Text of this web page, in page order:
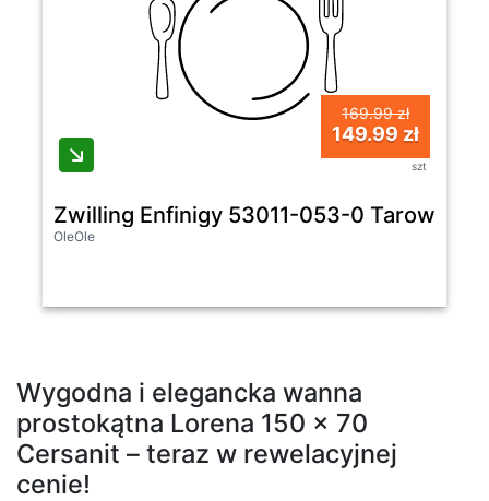
169.99 zł
149.99 zł
szt
Zwilling Enfinigy 53011-053-0 Tarowanie
OleOle
Wygodna i elegancka wanna
prostokątna Lorena 150 x 70
Cersanit – teraz w rewelacyjnej
cenie!